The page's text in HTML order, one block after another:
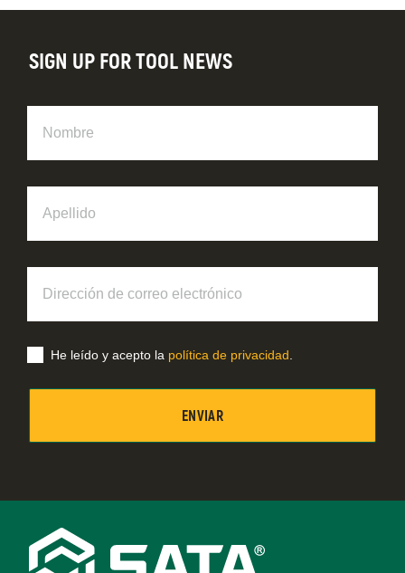
Footer
SIGN UP FOR TOOL NEWS
correo
electrónico
He leído y acepto la política de privacidad